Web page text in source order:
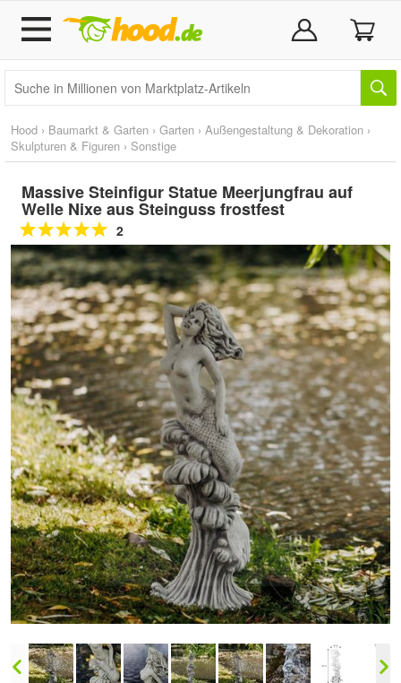
Hood › Baumarkt & Garten › Garten › Außengestaltung & Dekoration ›
Skulpturen & Figuren › Sonstige
Massive Steinfigur Statue Meerjungfrau auf
Welle Nixe aus Steinguss frostfest
2
Doppelt antippen zum
vergrößern